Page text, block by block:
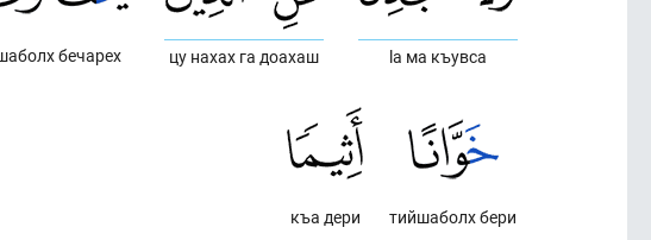
lа ма къувса
цу нахах га доахаш
бечарех
тийшаболх бери
къа дери